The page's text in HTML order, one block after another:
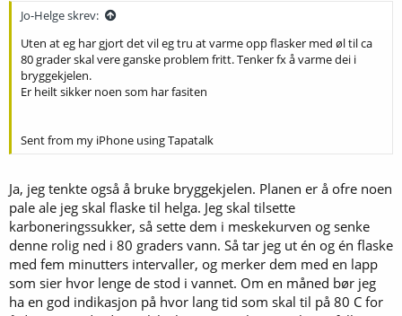
Jo-Helge skrev:
Uten at eg har gjort det vil eg tru at varme opp flasker med øl til ca
80 grader skal vere ganske problem fritt. Tenker fx å varme dei i
bryggekjelen.
Er heilt sikker noen som har fasiten
Sent from my iPhone using Tapatalk
Ja, jeg tenkte også å bruke bryggekjelen. Planen er å ofre noen
pale ale jeg skal flaske til helga. Jeg skal tilsette
karboneringssukker, så sette dem i meskekurven og senke
denne rolig ned i 80 graders vann. Så tar jeg ut én og én flaske
med fem minutters intervaller, og merker dem med en lapp
som sier hvor lenge de stod i vannet. Om en måned bør jeg
ha en god indikasjon på hvor lang tid som skal til på 80 C for